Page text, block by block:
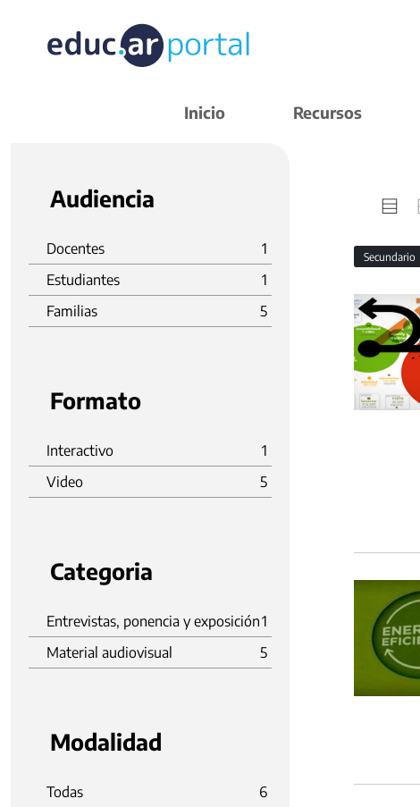
Inicio Recursos
Audiencia
Docentes
1
Estudiantes
1
Familias
5
Formato
Interactivo
1
Video
5
Categoria
Entrevistas, ponencia y exposición1
Material audiovisual
5
Modalidad
Todas 6
Secundario